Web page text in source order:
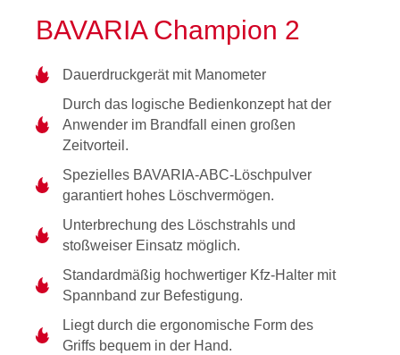
BAVARIA Champion 2
Dauerdruckgerät mit Manometer
Durch das logische Bedienkonzept hat der
Anwender im Brandfall einen großen
Zeitvorteil.
Spezielles BAVARIA-ABC-Löschpulver
garantiert hohes Löschvermögen.
Unterbrechung des Löschstrahls und
stoßweiser Einsatz möglich.
Standardmäßig hochwertiger Kfz-Halter mit
Spannband zur Befestigung.
Liegt durch die ergonomische Form des
Griffs bequem in der Hand.